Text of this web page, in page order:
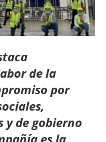
de la
por
y de gobierno
es la